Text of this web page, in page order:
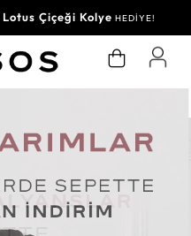
Lotus Çiçeği Kolye HEDİYE!